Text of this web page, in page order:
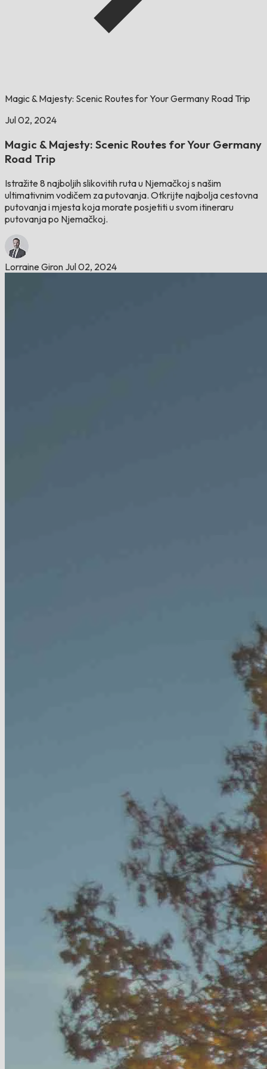
Magic & Majesty: Scenic Routes for Your Germany Road Trip
Jul 02, 2024
Magic & Majesty: Scenic Routes for Your Germany
Road Trip
Istražite 8 najboljih slikovitih ruta u Njemačkoj s našim
ultimativnim vodičem za putovanja. Otkrijte najbolja cestovna
putovanja i mjesta koja morate posjetiti u svom itineraru
putovanja po Njemačkoj.
Lorraine Giron Jul 02, 2024